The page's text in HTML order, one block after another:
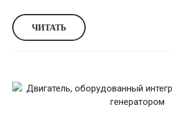
ЧИТАТЬ